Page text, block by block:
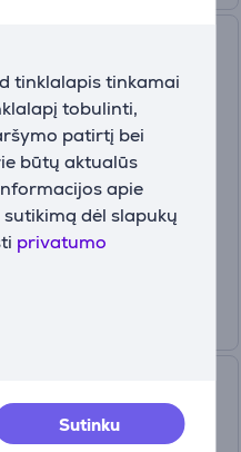
tinklalapis tinkamai
tobulinti,
patirtį bei
būtų aktualūs
apie
dėl slapukų
privatumo
Sutinku
sandėlyje
€
- Mobilus telefonas